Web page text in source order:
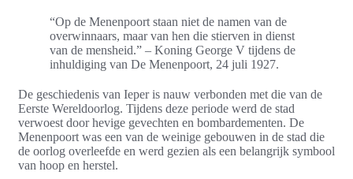
“Op de Menenpoort staan niet de namen van de
overwinnaars, maar van hen die stierven in dienst
van de mensheid.” – Koning George V tijdens de
inhuldiging van De Menenpoort, 24 juli 1927.
De geschiedenis van Ieper is nauw verbonden met die van de
Eerste Wereldoorlog. Tijdens deze periode werd de stad
verwoest door hevige gevechten en bombardementen. De
Menenpoort was een van de weinige gebouwen in de stad die
de oorlog overleefde en werd gezien als een belangrijk symbool
van hoop en herstel.